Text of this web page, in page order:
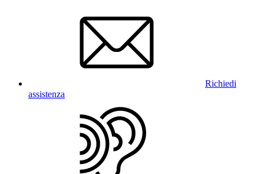
Richiedi
assistenza